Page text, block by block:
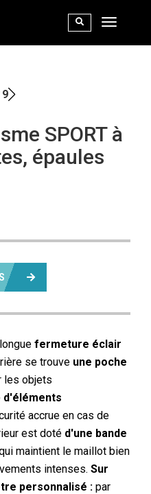
SPORT à
épaules
longue fermeture éclair
se trouve une poche
les objets
d'éléments
accrue en cas de
est doté d'une bande
maintient le maillot bien
intenses. Sur
personnalisé : par
9